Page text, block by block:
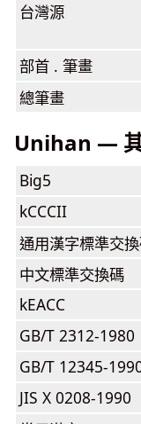
台灣源
部首 . 筆畫
總筆畫
Unihan —
Big5
kCCCII
通用漢字標準交
中文標準交換碼
kEACC
GB/T 2312-1980
GB/T 12345-
JIS X 0208-1990